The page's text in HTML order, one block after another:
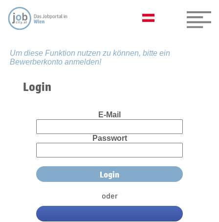
Um diese Funktion nutzen zu können, bitte ein
Bewerberkonto anmelden!
Login
E-Mail
Passwort
oder